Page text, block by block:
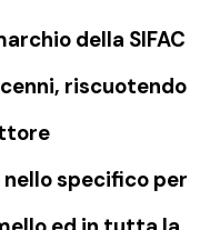
della SIFAC
riscuotendo
specifico per